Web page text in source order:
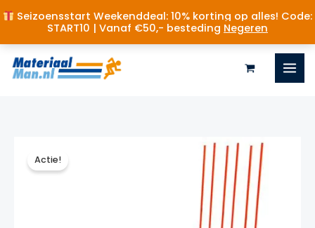
Seizoensstart Weekenddeal: 10% korting op alles! Code:
START10 | Vanaf €50,- besteding Negeren
Ga
naar
de
inhoud
Actie!